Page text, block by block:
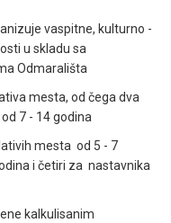
vaspitne, kulturno -
u skladu sa
Odmarališta
mesta, od čega dva
7 - 14 godina
mesta od 5 - 7
i četiri za nastavnika
kalkulisanim